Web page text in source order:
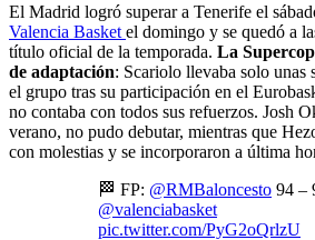
El Madrid logró superar a Tenerife el
Valencia Basket el domingo y se quedó a
título oficial de la temporada. La
de adaptación: Scariolo llevaba solo unas
el grupo tras su participación en el
no contaba con todos sus refuerzos. Josh
verano, no pudo debutar, mientras que
con molestias y se incorporaron a última
🏁 FP: @RMBaloncesto 94 –
@valenciabasket
pic.twitter.com/PyG2oQrlzU